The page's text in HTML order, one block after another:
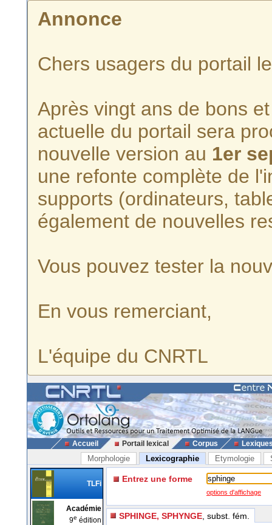
Annonce
Chers usagers du portail
Après vingt ans de bons
actuelle du portail sera
nouvelle version au 1er
une refonte complète de
supports (ordinateurs,
également de nouvelles
Vous pouvez tester la
En vous remerciant,
L'équipe du CNRTL
Accueil Portail lexical Corpus
Morphologie Lexicographie Etymologie
TLFi
Académie
9e édition
Entrez une forme
options d'affichage
SPHINGE, SPHYNGE , subst. fém.